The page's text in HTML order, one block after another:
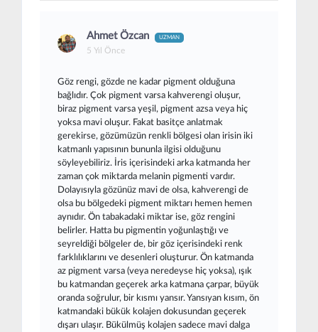
Ahmet Özcan UZMAN
5 Yıl Önce
Göz rengi, gözde ne kadar pigment olduğuna
bağlıdır. Çok pigment varsa kahverengi oluşur,
biraz pigment varsa yeşil, pigment azsa veya hiç
yoksa mavi oluşur. Fakat basitçe anlatmak
gerekirse, gözümüzün renkli bölgesi olan irisin iki
katmanlı yapısının bununla ilgisi olduğunu
söyleyebiliriz. İris içerisindeki arka katmanda her
zaman çok miktarda melanin pigmenti vardır.
Dolayısıyla gözünüz mavi de olsa, kahverengi de
olsa bu bölgedeki pigment miktarı hemen hemen
aynıdır. Ön tabakadaki miktar ise, göz rengini
belirler. Hatta bu pigmentin yoğunlaştığı ve
seyreldiği bölgeler de, bir göz içerisindeki renk
farklılıklarını ve desenleri oluşturur. Ön katmanda
az pigment varsa (veya neredeyse hiç yoksa), ışık
bu katmandan geçerek arka katmana çarpar, büyük
oranda soğrulur, bir kısmı yansır. Yansıyan kısım, ön
katmandaki bükük kolajen dokusundan geçerek
dışarı ulaşır. Bükülmüş kolajen sadece mavi dalga